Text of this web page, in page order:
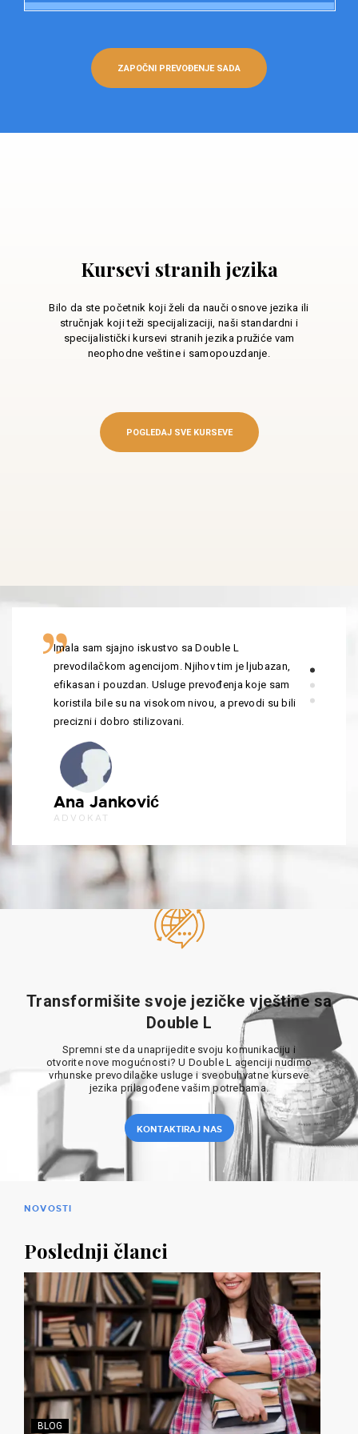
ZAPOČNI PREVOĐENJE SADA
Kursevi stranih jezika
Bilo da ste početnik koji želi da nauči osnove jezika ili
stručnjak koji teži specijalizaciji, naši standardni i
specijalistički kursevi stranih jezika pružiće vam
neophodne veštine i samopouzdanje.
POGLEDAJ SVE KURSEVE
Imala sam sjajno iskustvo sa Double L
prevodilačkom agencijom. Njihov tim je ljubazan,
efikasan i pouzdan. Usluge prevođenja koje sam
koristila bile su na visokom nivou, a prevodi su bili
precizni i dobro stilizovani.
Ana Janković
ADVOKAT
Transformišite svoje jezičke vještine sa
Double L
Spremni ste da unaprijedite svoju komunikaciju i
otvorite nove mogućnosti? U Double L agenciji nudimo
vrhunske prevodilačke usluge i sveobuhvatne kurseve
jezika prilagođene vašim potrebama.
KONTAKTIRAJ NAS
NOVOSTI
Poslednji članci
BLOG